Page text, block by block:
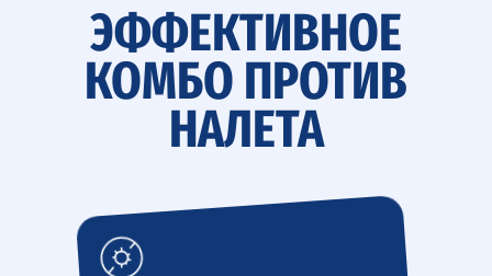
ЭФФЕКТИВНОЕ
КОМБО ПРОТИВ
НАЛЕТА